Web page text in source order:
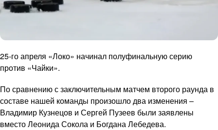
25-го апреля «Локо» начинал полуфинальную серию
против «Чайки».
По сравнению с заключительным матчем второго раунда в
составе нашей команды произошло два изменения –
Владимир Кузнецов и Сергей Пузеев были заявлены
вместо Леонида Сокола и Богдана Лебедева.